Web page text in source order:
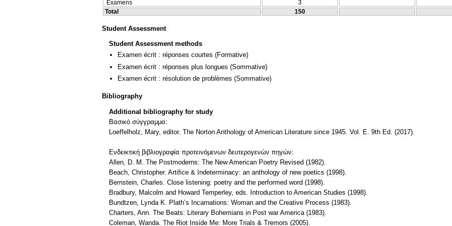
Examens 3
Total
150
Student Assessment
Student Assessment methods
Examen écrit : réponses courtes (Formative)
Examen écrit : réponses plus longues (Sommative)
Examen écrit : résolution de problèmes (Sommative)
Bibliography
Additional bibliography for study
Βασικό σύγγραμμα:
Loeffelholz, Mary, editor. The Norton Anthology of American Literature since 1945. Vol. E. 9th Ed. (2017).
Ενδεικτική βιβλιογραφία προτεινόμενων δευτερογενών πηγών:
Allen, D. M. The Postmoderns: The New American Poetry Revised (1982).
Beach, Christopher. Artifice & Indeterminacy: an anthology of new poetics (1998).
Bernstein, Charles. Close listening: poetry and the performed word (1998).
Bradbury, Malcolm and Howard Temperley, eds. Introduction to American Studies (1998).
Bundtzen, Lynda K. Plath’s Incarnations: Woman and the Creative Process (1983).
Charters, Ann. The Beats: Literary Bohemians in Post war America (1983).
Coleman, Wanda. The Riot Inside Me: More Trials & Tremors (2005).